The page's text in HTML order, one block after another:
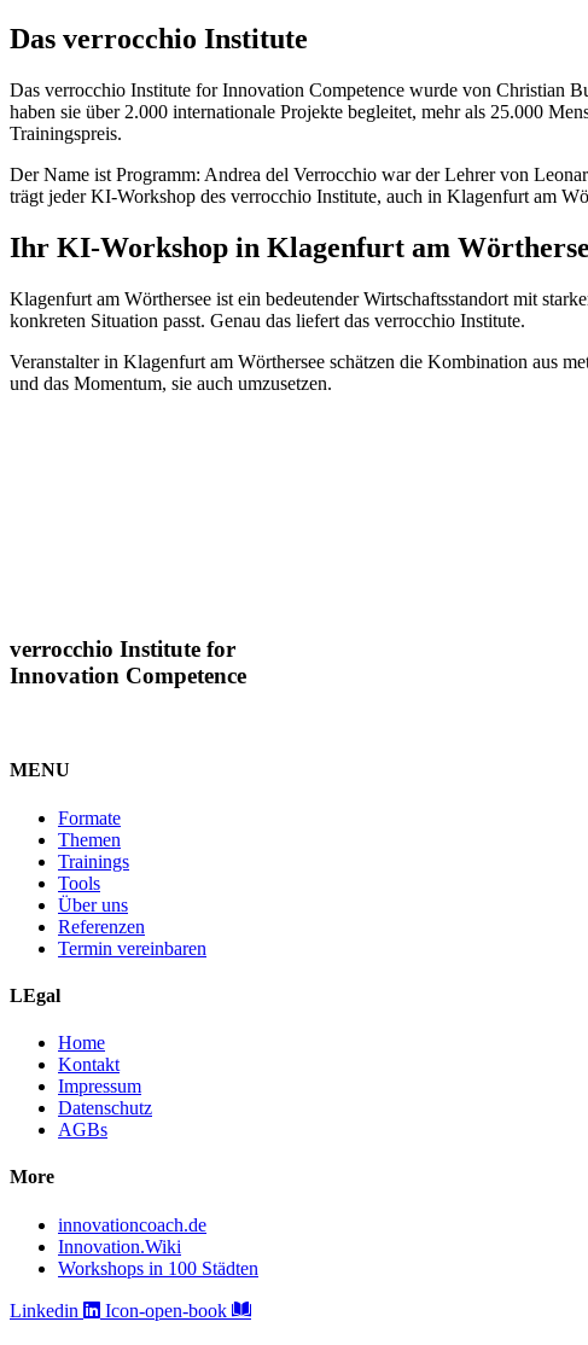
Das verrocchio Institute
Das verrocchio Institute for Innovation Competence wurde von Christian
haben sie über 2.000 internationale Projekte begleitet, mehr als 25.000
Trainingspreis.
Der Name ist Programm: Andrea del Verrocchio war der Lehrer von
trägt jeder KI-Workshop des verrocchio Institute, auch in Klagenfurt am
Ihr KI-Workshop in Klagenfurt am
Klagenfurt am Wörthersee ist ein bedeutender Wirtschaftsstandort mit
konkreten Situation passt. Genau das liefert das verrocchio Institute.
Veranstalter in Klagenfurt am Wörthersee schätzen die Kombination aus
und das Momentum, sie auch umzusetzen.
verrocchio Institute for
Innovation Competence
MENU
Formate
Themen
Trainings
Tools
Über uns
Referenzen
Termin vereinbaren
LEgal
Home
Kontakt
Impressum
Datenschutz
AGBs
More
innovationcoach.de
Innovation.Wiki
Workshops in 100 Städten
Linkedin
Icon-open-book